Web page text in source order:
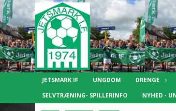
JETSMARK IF UNGDOM DRENGE
SELVTRÆNING- SPILLERINFO
NYHED -